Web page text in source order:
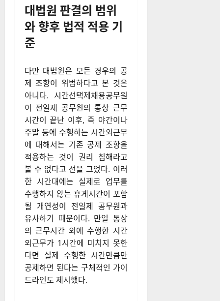
대법원 판결의 범위
와 향후 법적 적용 기
준
다만 대법원은 모든 경우의 공
제 조항이 위법하다고 본 것은
아니다. 시간선택제채용공무원
이 전일제 공무원의 통상 근무
시간이 끝난 이후, 즉 야간이나
주말 등에 수행하는 시간외근무
에 대해서는 기존 공제 조항을
적용하는 것이 권리 침해라고
볼 수 없다고 선을 그었다. 이러
한 시간대에는 실제로 업무를
수행하지 않는 휴게시간이 포함
될 개연성이 전일제 공무원과
유사하기 때문이다. 만일 통상
의 근무시간 외에 수행한 시간
외근무가 1시간에 미치지 못한
다면 실제 수행한 시간만큼만
공제하면 된다는 구체적인 가이
드라인도 제시했다.